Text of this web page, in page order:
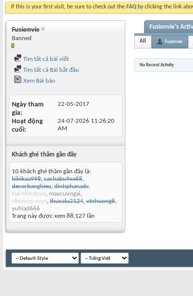
If this is your first visit, be sure to check out the FAQ by clicking the link
Fusionvie
Banned
Tìm tất cả bài viết
Tìm tất cả Bài bắt đầu
Xem Bài báo
Ngày tham
gia
22-05-2017
Hoạt động
cuối
24-07-2026 11:26:20
AM
Khách ghé thăm gần đây
10 khách ghé thăm gần đây là:
bibikaa998, cachabu9xx68,
decorbanghieu, dinhphanadv,
Hai Mitutoyo, maycuungai,
nhonmy-com, thuxalu2124, vtnhuong8,
yuhiad666
Trang này được xem 88,127 lần
Fusionvie's
All Fusionvie
No Recent Activity